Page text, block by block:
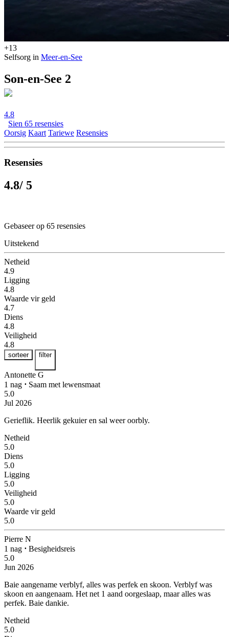
+13
Selfsorg in Meer-en-See
Son-en-See 2
4.8
Sien 65 resensies
Oorsig Kaart Tariewe Resensies
Resensies
4.8/ 5
Gebaseer op 65 resensies
Uitstekend
Netheid
4.9
Ligging
4.8
Waarde vir geld
4.7
Diens
4.8
Veiligheid
4.8
sorteer filter
Antonette G
1 nag ⋅ Saam met lewensmaat
5.0
Jul 2026
Gerieflik. Heerlik gekuier en sal weer oorbly.
Netheid
5.0
Diens
5.0
Ligging
5.0
Veiligheid
5.0
Waarde vir geld
5.0
Pierre N
1 nag ⋅ Besigheidsreis
5.0
Jun 2026
Baie aangename verblyf, alles was perfek en skoon. Verblyf was
skoon en aangenaam. Het net 1 aand oorgeslaap, maar alles was
perfek. Baie dankie.
Netheid
5.0